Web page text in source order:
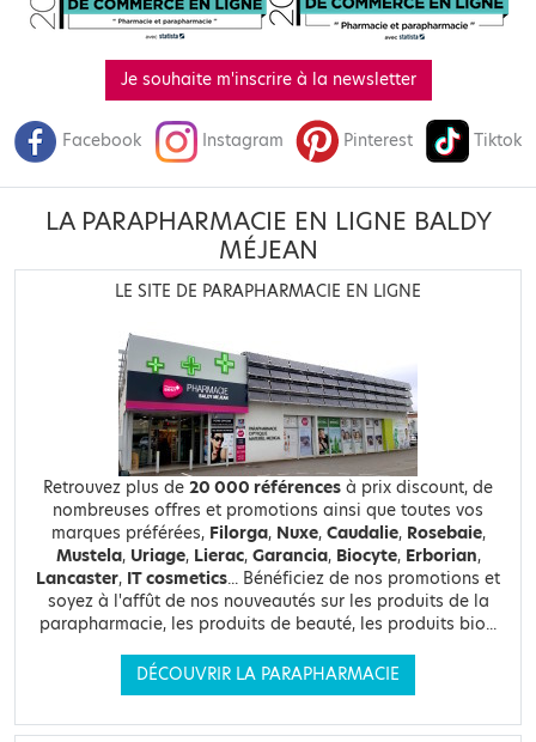
Je souhaite m'inscrire à la newsletter
Facebook Instagram Pinterest Tiktok
LA PARAPHARMACIE EN LIGNE BALDY
MÉJEAN
LE SITE DE PARAPHARMACIE EN LIGNE
Retrouvez plus de 20 000 références à prix discount, de
nombreuses offres et promotions ainsi que toutes vos
marques préférées, Filorga, Nuxe, Caudalie, Rosebaie,
Mustela, Uriage, Lierac, Garancia, Biocyte, Erborian,
Lancaster, IT cosmetics... Bénéficiez de nos promotions et
soyez à l'affût de nos nouveautés sur les produits de la
parapharmacie, les produits de beauté, les produits bio...
DÉCOUVRIR LA PARAPHARMACIE